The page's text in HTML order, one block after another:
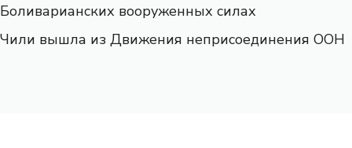
Боливарианских вооруженных силах
Чили вышла из Движения неприсоединения ООН